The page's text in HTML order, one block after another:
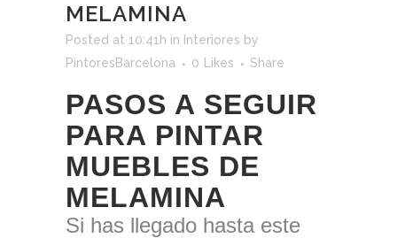
MELAMINA
Posted at 10:41h in Interiores by
PintoresBarcelona
0 Likes Share
PASOS A SEGUIR
PARA PINTAR
MUEBLES DE
MELAMINA
Si has llegado hasta este